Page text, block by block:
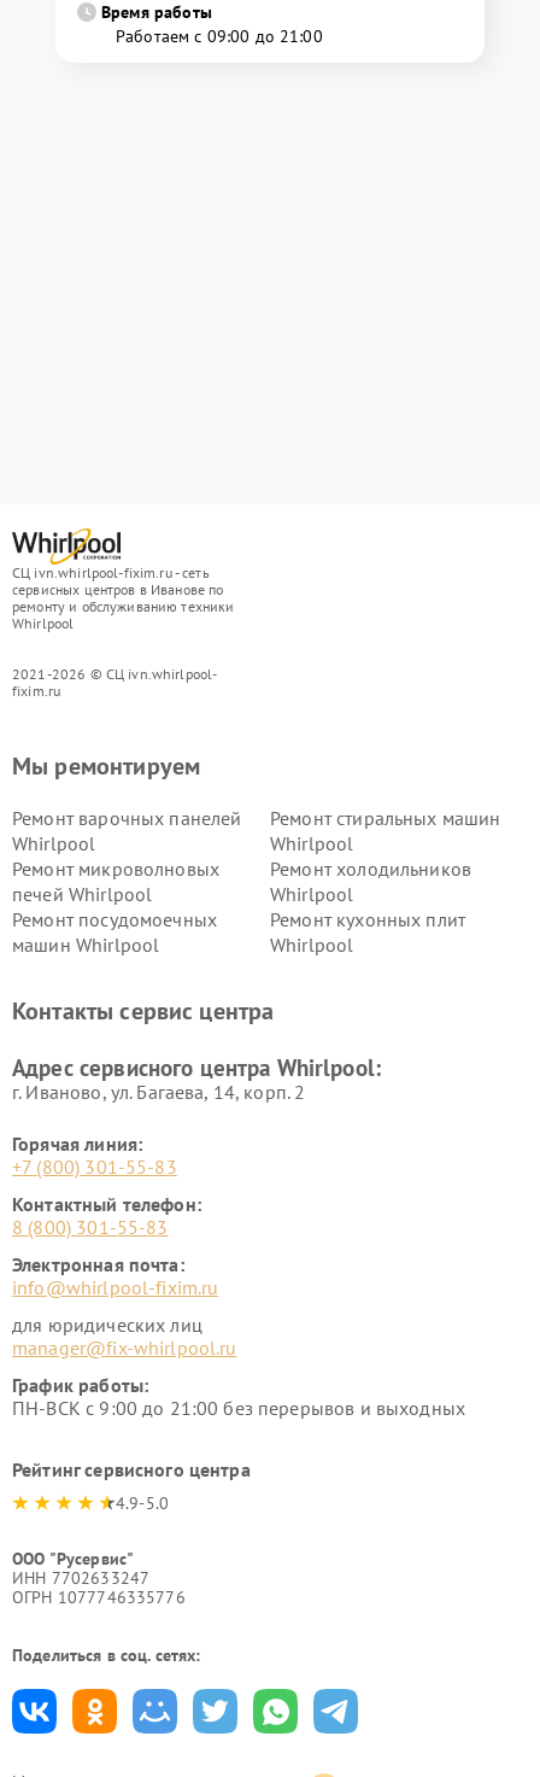
Время работы
Работаем с 09:00 до 21:00
СЦ ivn.whirlpool-fixim.ru - сеть
сервисных центров в Иванове по
ремонту и обслуживанию техники
Whirlpool
2021-2026 © СЦ ivn.whirlpool-
fixim.ru
Мы ремонтируем
Ремонт варочных панелей
Whirlpool
Ремонт стиральных машин
Whirlpool
Ремонт микроволновых
печей Whirlpool
Ремонт холодильников
Whirlpool
Ремонт посудомоечных
машин Whirlpool
Ремонт кухонных плит
Whirlpool
Контакты сервис центра
Адрес сервисного центра Whirlpool:
г. Иваново, ул. Багаева, 14, корп. 2
Горячая линия:
+7 (800) 301-55-83
Контактный телефон:
8 (800) 301-55-83
Электронная почта:
info@whirlpool-fixim.ru
для юридических лиц
manager@fix-whirlpool.ru
График работы:
ПН-ВСК с 9:00 до 21:00 без перерывов и выходных
Рейтинг сервисного центра
4.9-5.0
ООО "Русервис"
ИНН 7702633247
ОГРН 1077746335776
Поделиться в соц. сетях: